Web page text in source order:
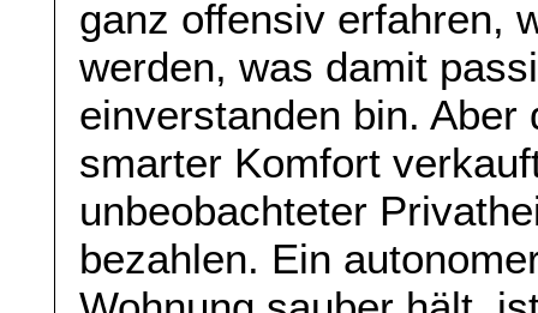
ganz offensiv erfahren,
werden, was damit
einverstanden bin.
smarter Komfort
unbeobachteter
bezahlen. Ein